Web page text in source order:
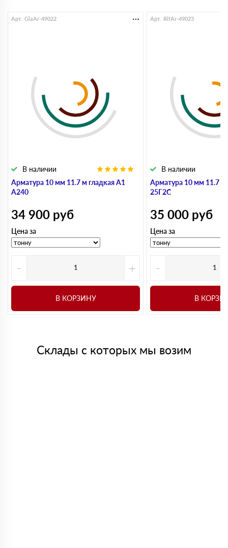
Арматура 10 мм 11.7 м гладкая А1
А240
В наличии
Арт. GlaAr-49022
34 900 руб
Цена за
- +
В КОРЗИНУ
Арматура 10 мм 11.7 м
25Г2С
В наличии
Арт. RifAr-49023
35 000 руб
Цена за
-
В
Склады с которых мы возим